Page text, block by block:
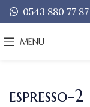
0543 880 77 87
MENU
espresso-2